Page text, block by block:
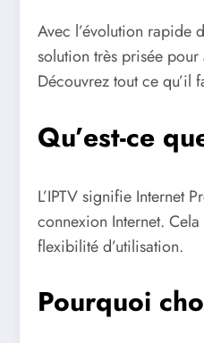
Avec l’évolution rapide
solution très prisée
Découvrez tout ce qu’il
Qu’est-ce
L’IPTV signifie Internet
connexion Internet.
flexibilité d’utilisation.
Pourquoi